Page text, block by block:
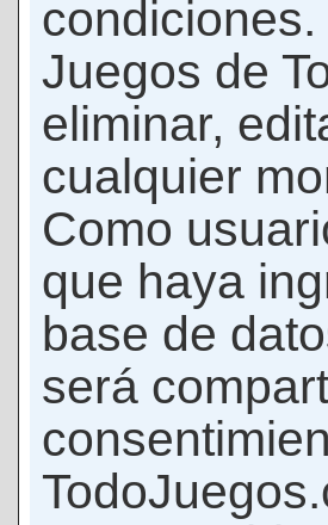
condiciones.
Juegos de
eliminar,
cualquier
Como
que haya
base de
será